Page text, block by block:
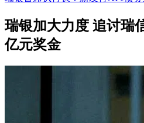
瑞银加大力度 追讨瑞
亿元奖金